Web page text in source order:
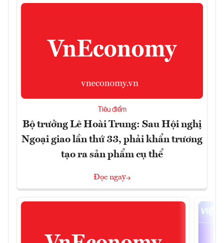
Tiêu điểm
Bộ trưởng Lê Hoài Trung: Sau Hội nghị
Ngoại giao lần thứ 33, phải khẩn trương
tạo ra sản phẩm cụ thể
Đọc ngay